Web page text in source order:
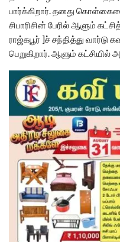
பார்க்கிறார். தனது
சிபாரிசின் பேரில் ஆளும்
ராஜ்கபூர் ]ச் சந்தித்து வார்டு
பெறுகிறார். ஆளும் கட்சியில்